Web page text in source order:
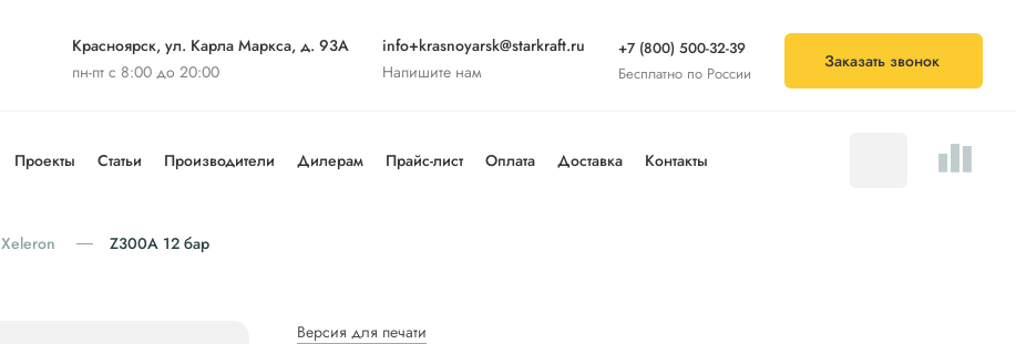
Красноярск, ул. Карла Маркса, д. 93А
пн-пт с 8:00 до 20:00
info+krasnoyarsk@starkraft.ru
Напишите нам
+7 (800) 500-32-39
Бесплатно по России
Заказать звонок
Проекты Статьи Производители Дилерам Прайс-лист Оплата Доставка Контакты
Xeleron Z300A 12 бар
Версия для печати